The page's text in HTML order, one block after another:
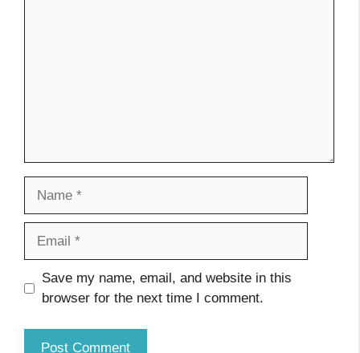
Website
Save my name, email, and website in this
browser for the next time I comment.